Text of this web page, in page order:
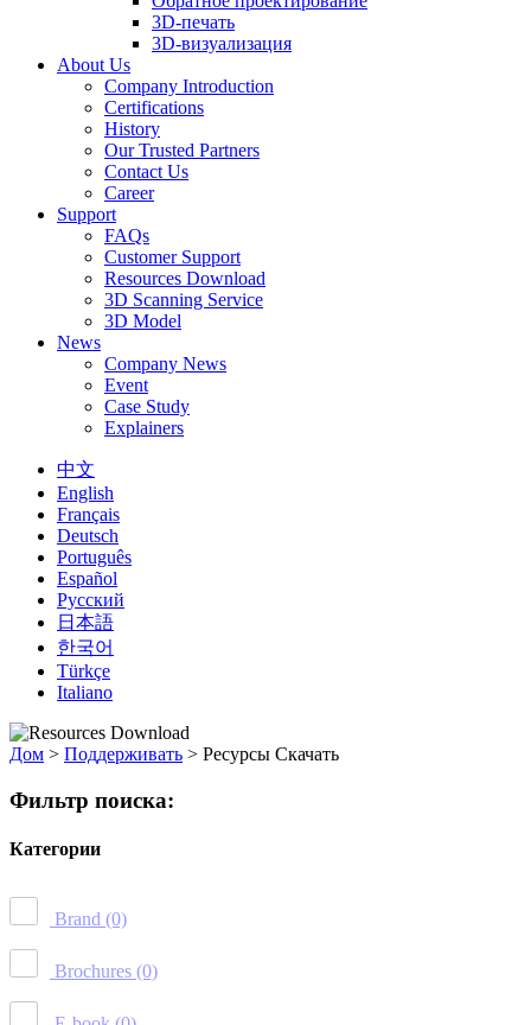
3D-печать
3D-визуализация
About Us
Company Introduction
Certifications
History
Our Trusted Partners
Contact Us
Career
Support
FAQs
Customer Support
Resources Download
3D Scanning Service
3D Model
News
Company News
Event
Case Study
Explainers
中文
English
Français
Deutsch
Português
Español
Русский
日本語
한국어
Türkçe
Italiano
Дом > Поддерживать > Ресурсы Скачать
Фильтр поиска:
Категории
Brand (0)
Brochures (0)